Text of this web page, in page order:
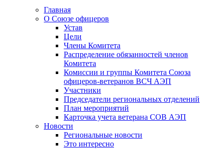
Главная
О Союзе офицеров
Устав
Цели
Члены Комитета
Распределение обязанностей членов
Комитета
Комиссии и группы Комитета Союза
офицеров-ветеранов ВСЧ АЭП
Участники
Председатели региональных отделений
План мероприятий
Карточка учета ветерана CОВ АЭП
Новости
Региональные новости
Это интересно